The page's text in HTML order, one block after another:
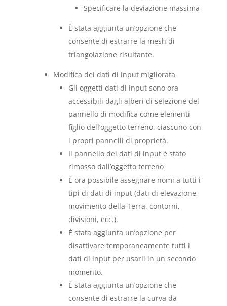
Specificare la deviazione massima
È stata aggiunta un’opzione che
consente di estrarre la mesh di
triangolazione risultante.
Modifica dei dati di input migliorata
Gli oggetti dati di input sono ora
accessibili dagli alberi di selezione del
pannello di modifica come elementi
figlio dell’oggetto terreno, ciascuno con
i propri pannelli di proprietà.
Il pannello dei dati di input è stato
rimosso dall’oggetto terreno
È ora possibile assegnare nomi a tutti i
tipi di dati di input (dati di elevazione,
movimento della Terra, contorni,
divisioni, ecc.).
È stata aggiunta un’opzione per
disattivare temporaneamente tutti i
dati di input per usarli in un secondo
momento.
È stata aggiunta un’opzione che
consente di estrarre la curva da